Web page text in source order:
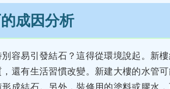
成因分析
容易引發結石？這得從環境說起。新
還有生活習慣改變。新建大樓的水管